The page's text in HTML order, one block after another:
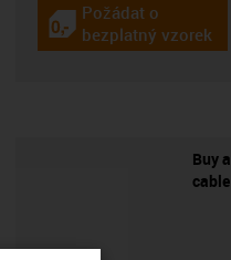
igus-icon-gratismuster
Požádat o
bezplatný vzorek
Buy a
cable